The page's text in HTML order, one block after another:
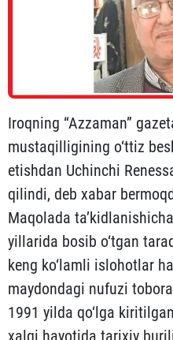
Iroqning “Azzaman”
mustaqilligining o‘ttiz
etishdan Uchinchi
qilindi, deb xabar
Maqolada
yillarida bosib o‘tgan
keng ko‘lamli islohotlar
maydondagi nufuzi
1991 yilda qo‘lga
xalqi hayotida tarixiy